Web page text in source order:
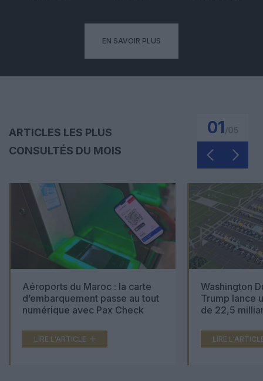
EN SAVOIR PLUS
ARTICLES LES PLUS
CONSULTÉS DU MOIS
01
Aéroports du Maroc : la carte
d’embarquement passe au tout
numérique avec Pax Check
LIRE L'ARTICLE
Washington
Trump lance
de 22,5
LIRE